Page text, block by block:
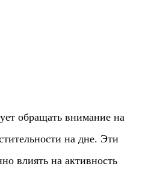
обращать внимание на
на дне. Эти
влиять на активность